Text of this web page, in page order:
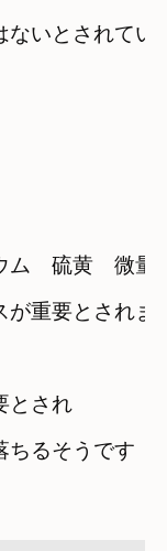
ないとされてい
　硫黄　微量
が重要とされま
とされ
ちるそうです